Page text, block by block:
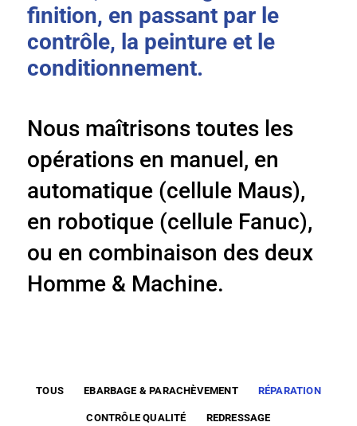
finition, en passant par le
contrôle, la peinture et le
conditionnement.
Nous maîtrisons toutes les
opérations en manuel, en
automatique (cellule Maus),
en robotique (cellule Fanuc),
ou en combinaison des deux
Homme & Machine.
TOUS EBARBAGE & PARACHÈVEMENT RÉPARATION
CONTRÔLE QUALITÉ REDRESSAGE